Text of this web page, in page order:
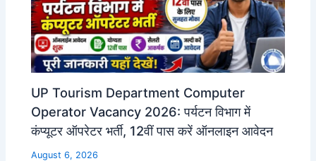
UP Tourism Department Computer
Operator Vacancy 2026: पर्यटन विभाग में
कंप्यूटर ऑपरेटर भर्ती, 12वीं पास करें ऑनलाइन आवेदन
August 6, 2026